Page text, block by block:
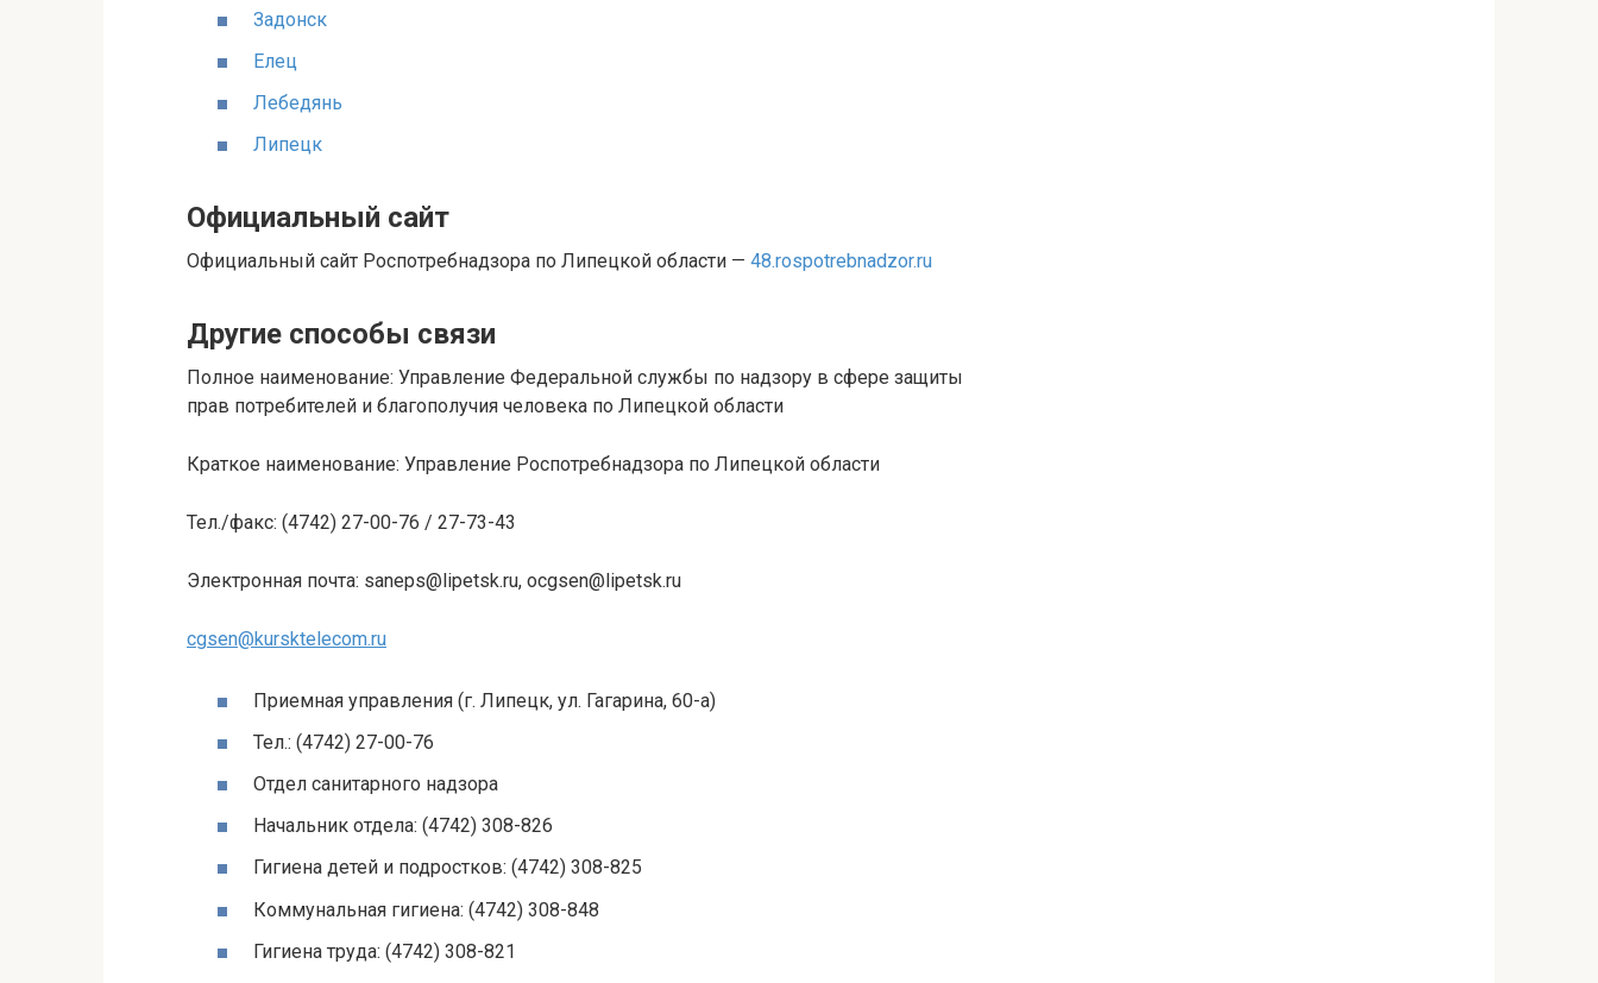
Задонск
Елец
Лебедянь
Липецк
Официальный сайт
Официальный сайт Роспотребнадзора по Липецкой области — 48.rospotrebnadzor.ru
Другие способы связи
Полное наименование: Управление Федеральной службы по надзору в сфере защиты
прав потребителей и благополучия человека по Липецкой области
Краткое наименование: Управление Роспотребнадзора по Липецкой области
Тел./факс: (4742) 27-00-76 / 27-73-43
Электронная почта: saneps@lipetsk.ru, ocgsen@lipetsk.ru
cgsen@kursktelecom.ru
Приемная управления (г. Липецк, ул. Гагарина, 60-а)
Тел.: (4742) 27-00-76
Отдел санитарного надзора
Начальник отдела: (4742) 308-826
Гигиена детей и подростков: (4742) 308-825
Коммунальная гигиена: (4742) 308-848
Гигиена труда: (4742) 308-821